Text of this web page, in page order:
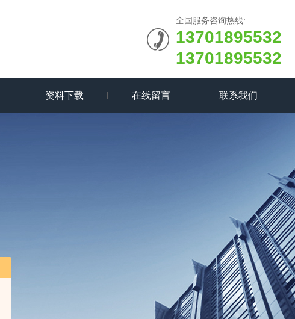
全国服务咨询热线:
13701895532
13701895532
资料下载 在线留言 联系我们